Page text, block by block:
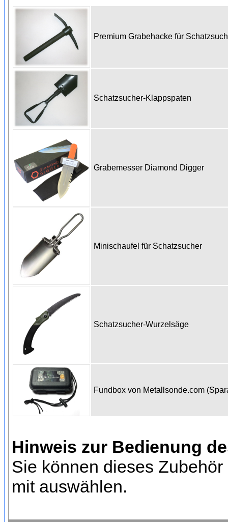
Premium Grabehacke für
Schatzsucher-Klappspaten
Grabemesser Diamond Digger
Minischaufel für Schatzsucher
Schatzsucher-Wurzelsäge
Fundbox von Metallsonde.com
Hinweis zur Bedienung
Sie können dieses
mit auswählen.